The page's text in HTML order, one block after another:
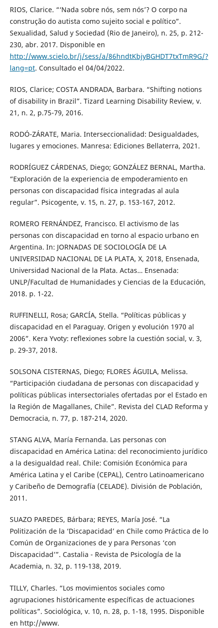
RIOS, Clarice. “‘Nada sobre nós, sem nós’? O corpo na
construção do autista como sujeito social e político”.
Sexualidad, Salud y Sociedad (Rio de Janeiro), n. 25, p. 212-
230, abr. 2017. Disponible en
http://www.scielo.br/j/sess/a/86hndtKbjyBGHDT7txTmR9G/?
lang=pt. Consultado el 04/04/2022.
RIOS, Clarice; COSTA ANDRADA, Barbara. “Shifting notions
of disability in Brazil”. Tizard Learning Disability Review, v.
21, n. 2, p.75-79, 2016.
RODÓ-ZÁRATE, Maria. Interseccionalidad: Desigualdades,
lugares y emociones. Manresa: Ediciones Bellaterra, 2021.
RODRÍGUEZ CÁRDENAS, Diego; GONZÁLEZ BERNAL, Martha.
“Exploración de la experiencia de empoderamiento en
personas con discapacidad física integradas al aula
regular”. Psicogente, v. 15, n. 27, p. 153-167, 2012.
ROMERO FERNÁNDEZ, Francisco. El activismo de las
personas con discapacidad en torno al espacio urbano en
Argentina. In: JORNADAS DE SOCIOLOGÍA DE LA
UNIVERSIDAD NACIONAL DE LA PLATA, X, 2018, Ensenada,
Universidad Nacional de la Plata. Actas… Ensenada:
UNLP/Facultad de Humanidades y Ciencias de la Educación,
2018. p. 1-22.
RUFFINELLI, Rosa; GARCÍA, Stella. “Políticas públicas y
discapacidad en el Paraguay. Origen y evolución 1970 al
2006”. Kera Yvoty: reflexiones sobre la cuestión social, v. 3,
p. 29-37, 2018.
SOLSONA CISTERNAS, Diego; FLORES ÁGUILA, Melissa.
“Participación ciudadana de personas con discapacidad y
políticas públicas intersectoriales ofertadas por el Estado en
la Región de Magallanes, Chile”. Revista del CLAD Reforma y
Democracia, n. 77, p. 187-214, 2020.
STANG ALVA, María Fernanda. Las personas con
discapacidad en América Latina: del reconocimiento jurídico
a la desigualdad real. Chile: Comisión Económica para
América Latina y el Caribe (CEPAL), Centro Latinoamericano
y Caribeño de Demografía (CELADE). División de Población,
2011.
SUAZO PAREDES, Bárbara; REYES, María José. “La
Politización de la ‘Discapacidad’ en Chile como Práctica de lo
Común de Organizaciones de y para Personas ‘con
Discapacidad’”. Castalia - Revista de Psicología de la
Academia, n. 32, p. 119-138, 2019.
TILLY, Charles. “Los movimientos sociales como
agrupaciones históricamente específicas de actuaciones
políticas”. Sociológica, v. 10, n. 28, p. 1-18, 1995. Disponible
en http://www.